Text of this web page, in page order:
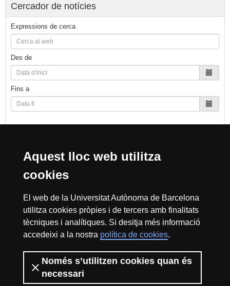
Aquest lloc web utilitza
cookies
El web de la Universitat Autònoma de Barcelona
utilitza cookies pròpies i de tercers amb finalitats
tècniques i analítiques. Si desitja més informació
accedeixi a la nostra política de cookies.
Només s’utilitzen cookies quan és
necessari
Cercador de notícies
Expressions de cerca
Des de
Fins a
HR
Sobre el web Accessibilitat web Avís Legal
Política de
privacitat